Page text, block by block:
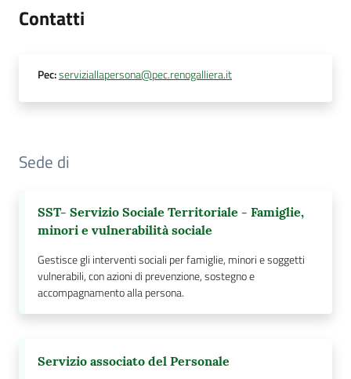
Contatti
Pec:serviziallapersona@pec.renogalliera.it
Sede di
SST- Servizio Sociale Territoriale - Famiglie,
minori e vulnerabilità sociale
Gestisce gli interventi sociali per famiglie, minori e soggetti
vulnerabili, con azioni di prevenzione, sostegno e
accompagnamento alla persona.
Servizio associato del Personale